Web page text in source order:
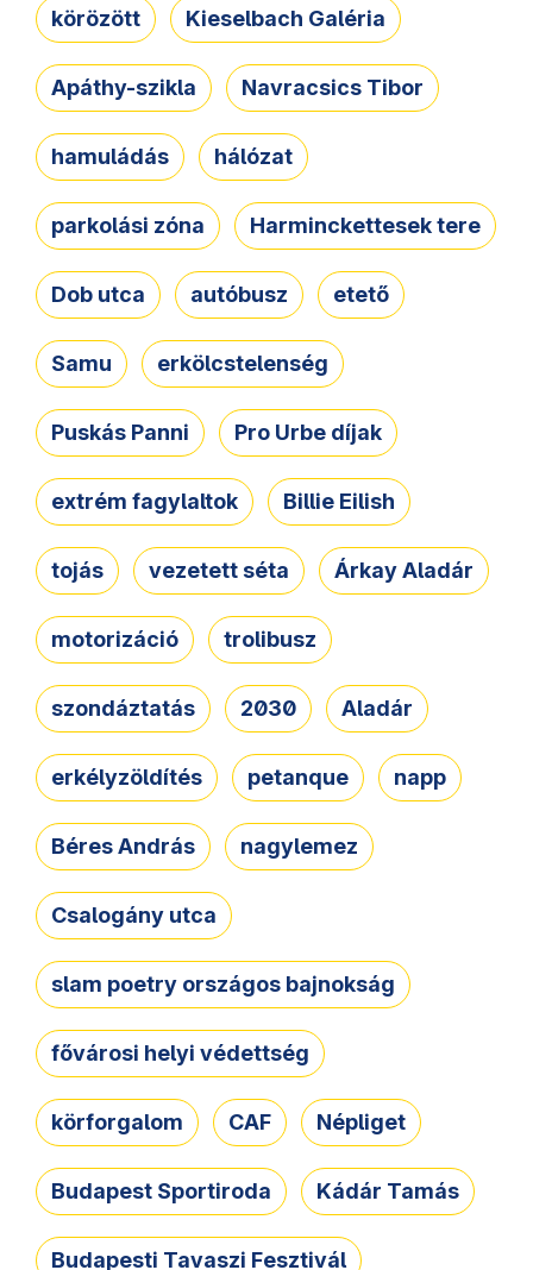
körözött Kieselbach Galéria
Apáthy-szikla Navracsics Tibor
hamuládás hálózat
parkolási zóna Harminckettesek tere
Dob utca autóbusz etető
Samu erkölcstelenség
Puskás Panni Pro Urbe díjak
extrém fagylaltok Billie Eilish
tojás vezetett séta Árkay Aladár
motorizáció trolibusz
szondáztatás 2030 Aladár
erkélyzöldítés petanque napp
Béres András nagylemez
Csalogány utca
slam poetry országos bajnokság
fővárosi helyi védettség
körforgalom CAF Népliget
Budapest Sportiroda Kádár Tamás
Budapesti Tavaszi Fesztivál